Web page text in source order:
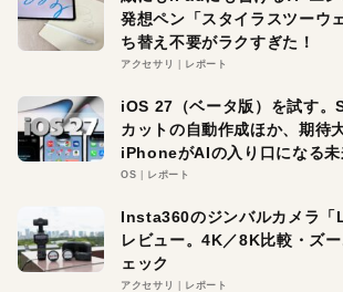
発想ペン「スタイラスツーウ
ち替え不要がラクすぎた！
アクセサリ レポート
iOS 27（ベータ版）を試す。
カットの自動作成ほか、期待
iPhoneがAIの入り口になる未
OS レポート
Insta360のジンバルカメラ
レビュー。4K／8K比較・ズ
ェック
アクセサリ レポート